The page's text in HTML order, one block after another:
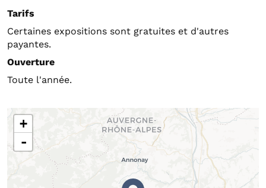
Tarifs
Certaines expositions sont gratuites et d'autres
payantes.
Ouverture
Toute l'année.
+
-